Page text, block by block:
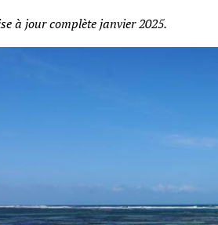
à jour complète janvier 2025.